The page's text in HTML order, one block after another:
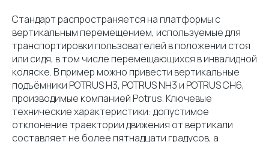
Стандарт распространяется на платформы с
вертикальным перемещением, используемые для
транспортировки пользователей в положении стоя
или сидя, в том числе перемещающихся в инвалидной
коляске. В пример можно привести вертикальные
подъёмники POTRUS H3, POTRUS NH3 и POTRUS СH6,
производимые компанией Potrus. Ключевые
технические характеристики: допустимое
отклонение траектории движения от вертикали
составляет не более пятнадцати градусов, а